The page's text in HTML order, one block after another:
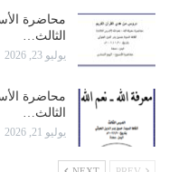
محاضرة
الثالث…
يوليو 23, 2026
محاضرة
الثالث…
يوليو 21, 2026